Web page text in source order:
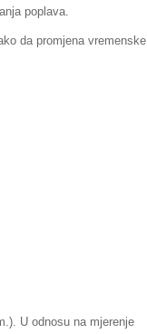
poplava.
da promjena vremenske
U odnosu na mjerenje